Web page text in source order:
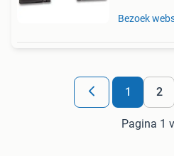
Bezoek
1 2
Pagina 1